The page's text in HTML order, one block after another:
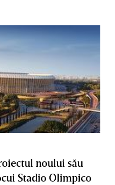
noului său
Stadio Olimpico